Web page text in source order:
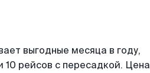
выгодные месяца в году,
рейсов с пересадкой. Цена